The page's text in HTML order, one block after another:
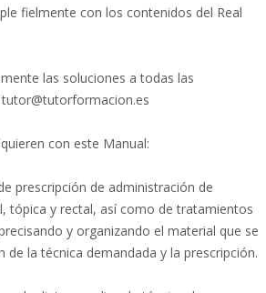
fielmente con los contenidos del Real
las soluciones a todas las
tutor@tutorformacion.es
con este Manual:
prescripción de administración de
tópica y rectal, así como de tratamientos
y organizando el material que se
de la técnica demandada y la prescripción.